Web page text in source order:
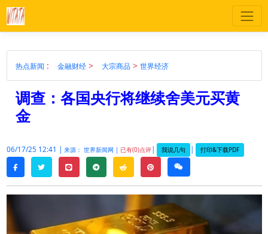
热点新闻 : 金融财经> 大宗商品 > 世界经济
调查：各国央行将继续舍美元买黄
金
06/17/25 12:41 | 来源： 世界新闻网 | 已有(0)点评| 我说几句 | 打印&下载PDF
facebooktwitterline telegramreddit pinterestweixin